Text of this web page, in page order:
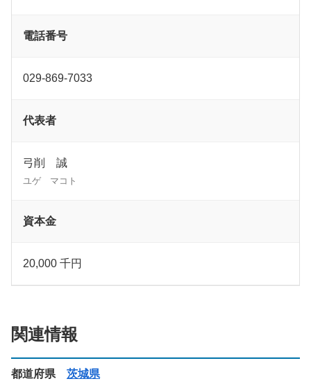
電話番号
029-869-7033
代表者
弓削 誠
ユゲ マコト
資本金
20,000 千円
関連情報
都道府県 茨城県